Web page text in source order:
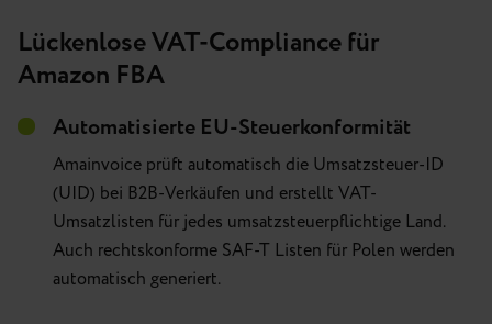
Lückenlose VAT-Compliance für
Amazon FBA
Automatisierte EU-Steuerkonformität
Amainvoice prüft automatisch die Umsatzsteuer-ID
(UID) bei B2B-Verkäufen und erstellt VAT-
Umsatzlisten für jedes umsatzsteuerpflichtige Land.
Auch rechtskonforme SAF-T Listen für Polen werden
automatisch generiert.